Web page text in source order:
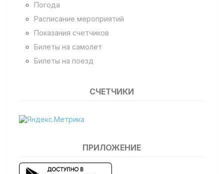
Погода
Расписание мероприятий
Показания счетчиков
Билеты на самолет
Билеты на поезд
СЧЕТЧИКИ
ПРИЛОЖЕНИЕ